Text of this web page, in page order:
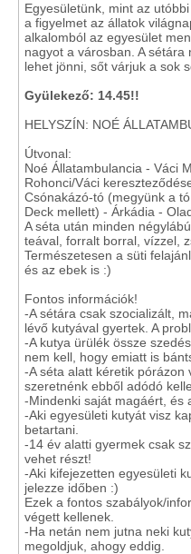
Egyesületünk, mint az
a figyelmet az állatok
alkalomból az egyesület
nagyot a városban. A
lehet jönni, sőt várjuk a sok
Gyülekező: 14.45!!
HELYSZÍN: NOÉ
Útvonal:
Noé Állatambulancia - Váci
Rohonci/Váci
Csónakázó-tó (megyünk a
Deck mellett) - Árkádia -
A séta után minden
teával, forralt borral, vízzel,
Természetesen a süti
és az ebek is :)
Fontos információk!
-A sétára csak szocializált,
lévő kutyával gyertek. A
-A kutya ürülék össze
nem kell, hogy emiatt is
-A séta alatt kéretik pórázon
szeretnénk ebből adódó
-Mindenki saját magáért, és
-Aki egyesületi kutyát visz
betartani.
-14 év alatti gyermek csak
vehet részt!
-Aki kifejezetten egyesületi
jelezze időben :)
Ezek a fontos szabályok/
végett kellenek.
-Ha netán nem jutna neki
megoldjuk, ahogy eddig.